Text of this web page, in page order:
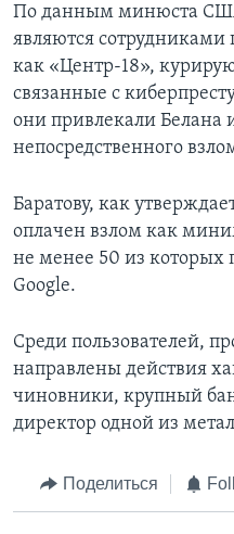
По данным минюста
являются сотрудниками
как «Центр-18»,
связанные с
они привлекали Белана
непосредственного
Баратову, как
оплачен взлом как
не менее 50 из
Google.
Среди пользователей,
направлены действия
чиновники, крупный
директор одной из
Поделиться